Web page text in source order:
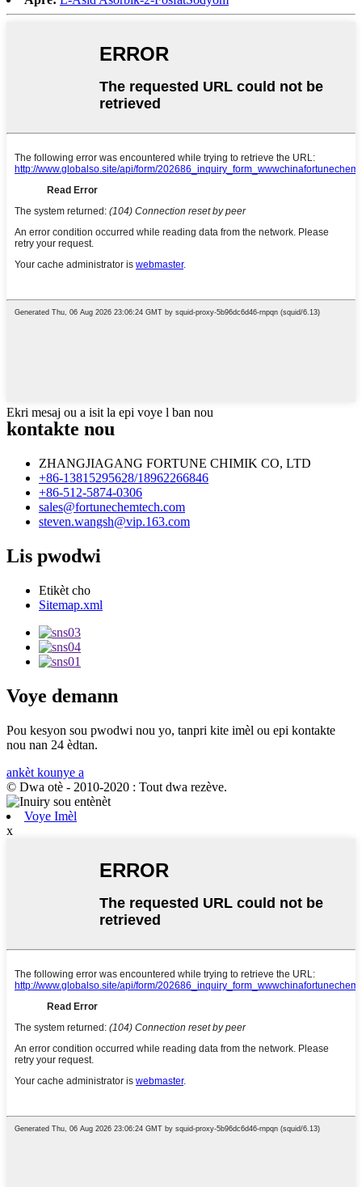
Ekri mesaj ou a isit la epi voye l ban nou
kontakte nou
ZHANGJIAGANG FORTUNE CHIMIK CO, LTD
+86-13815295628/18962266846
+86-512-5874-0306
sales@fortunechemtech.com
steven.wangsh@vip.163.com
Lis pwodwi
Etikèt cho
Sitemap.xml
Voye demann
Pou kesyon sou pwodwi nou yo, tanpri kite imèl ou epi kontakte
nou nan 24 èdtan.
ankèt kounye a
© Dwa otè - 2010-2020 : Tout dwa rezève.
Voye Imèl
x